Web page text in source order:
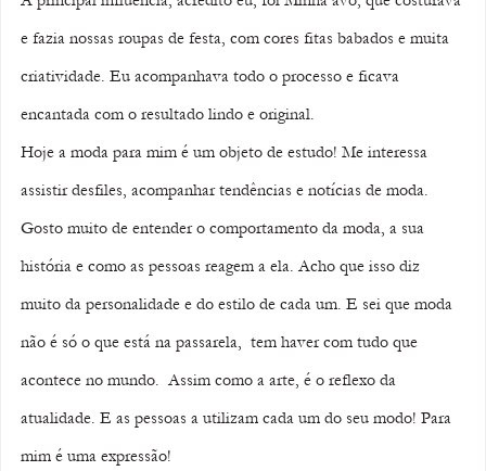
e fazia nossas roupas de festa, com cores fitas babados e muita
criatividade. Eu acompanhava todo o processo e ficava
encantada com o resultado lindo e original.
Hoje a moda para mim é um objeto de estudo! Me interessa
assistir desfiles, acompanhar tendências e notícias de moda.
Gosto muito de entender o comportamento da moda, a sua
história e como as pessoas reagem a ela. Acho que isso diz
muito da personalidade e do estilo de cada um. E sei que moda
não é só o que está na passarela,  tem haver com tudo que
acontece no mundo.  Assim como a arte, é o reflexo da
atualidade. E as pessoas a utilizam cada um do seu modo! Para
mim é uma expressão!